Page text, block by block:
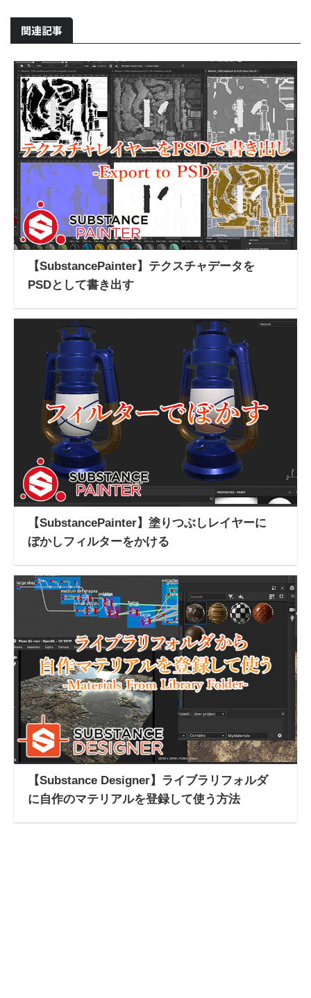
関連記事
【SubstancePainter】テクスチャデータを
PSDとして書き出す
【SubstancePainter】塗りつぶしレイヤーに
ぼかしフィルターをかける
【Substance Designer】ライブラリフォルダ
に自作のマテリアルを登録して使う方法